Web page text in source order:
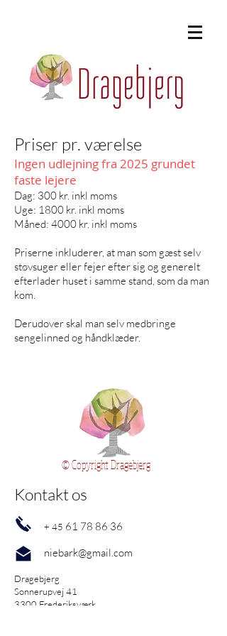
Priser pr. værelse
Ingen udlejning fra 2025 grundet
faste lejere
Dag: 300 kr. inkl moms
Uge: 1800 kr. inkl moms
Måned: 4000 kr. inkl moms
Priserne inkluderer, at man som gæst selv
støvsuger eller fejer efter sig og generelt
efterlader huset i samme stand, som da man
kom.
Derudover skal man selv medbringe
sengelinned og håndklæder.
© Copyright Dragebjerg
Kontakt os
+ 45 61 78 86 36
niebark@gmail.com
Dragebjerg
Sonnerupvej 41
3300 Frederiksværk